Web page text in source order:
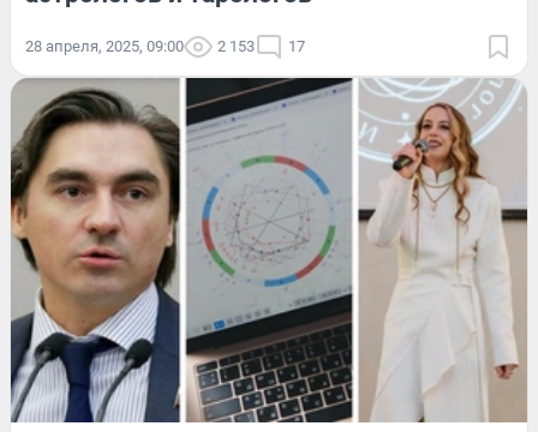
28 апреля, 2025, 09:00 2 153 17